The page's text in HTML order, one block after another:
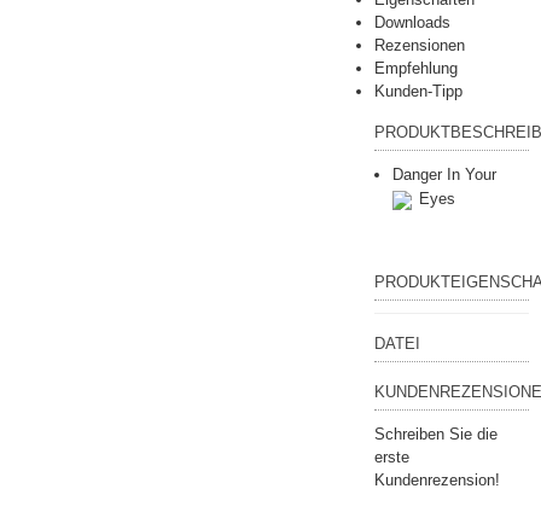
Downloads
Rezensionen
Empfehlung
Kunden-Tipp
Danger In Your
Eyes
DATEI
Schreiben Sie die
erste
Kundenrezension!